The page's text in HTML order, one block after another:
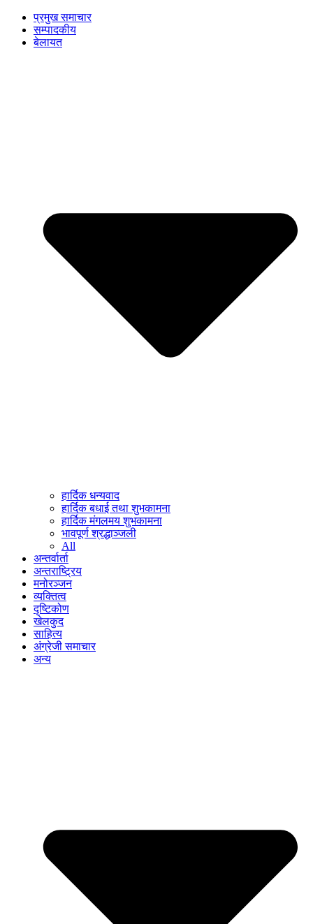
प्रमुख समाचार
सम्पादकीय
बेलायत
हार्दिक धन्यवाद
हार्दिक बधाई तथा शुभकामना
हार्दिक मंगलमय शुभकामना
भावपूर्ण श्रद्धाञ्जली
All
अन्तर्वार्ता
अन्तराष्ट्रिय
मनोरञ्जन
व्यक्तित्व
दृष्टिकोण
खेलकुद
साहित्य
अंग्रेजी समाचार
अन्य